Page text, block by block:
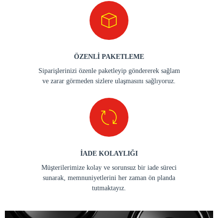
ÖZENLİ PAKETLEME
Siparişlerinizi özenle paketleyip göndererek sağlam
ve zarar görmeden sizlere ulaşmasını sağlıyoruz.
İADE KOLAYLIĞI
Müşterilerimize kolay ve sorunsuz bir iade süreci
sunarak, memnuniyetlerini her zaman ön planda
tutmaktayız.